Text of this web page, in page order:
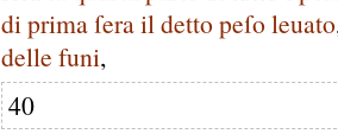
di prima ſerail dettopeſoleuato
delle funi,
40